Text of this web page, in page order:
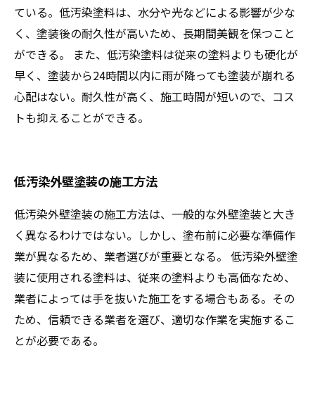
ている。低汚染塗料は、水分や光などによる影響が少な
く、塗装後の耐久性が高いため、長期間美観を保つこと
ができる。 また、低汚染塗料は従来の塗料よりも硬化が
早く、塗装から24時間以内に雨が降っても塗装が崩れる
心配はない。耐久性が高く、施工時間が短いので、コス
トも抑えることができる。
低汚染外壁塗装の施工方法
低汚染外壁塗装の施工方法は、一般的な外壁塗装と大き
く異なるわけではない。しかし、塗布前に必要な準備作
業が異なるため、業者選びが重要となる。 低汚染外壁塗
装に使用される塗料は、従来の塗料よりも高価なため、
業者によっては手を抜いた施工をする場合もある。その
ため、信頼できる業者を選び、適切な作業を実施するこ
とが必要である。